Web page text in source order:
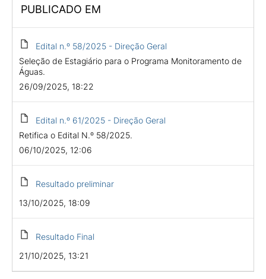
PUBLICADO EM
Edital n.º 58/2025 - Direção Geral
Seleção de Estagiário para o Programa Monitoramento de
Águas.
26/09/2025, 18:22
Edital n.º 61/2025 - Direção Geral
Retifica o Edital N.º 58/2025.
06/10/2025, 12:06
Resultado preliminar
13/10/2025, 18:09
Resultado Final
21/10/2025, 13:21